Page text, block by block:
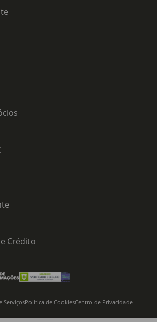
Crédito
ServiçosPolítica de CookiesCentro de Privacidade